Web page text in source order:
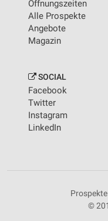
Öffnungszeiten
Alle Prospekte
Angebote
Magazin
SOCIAL
Facebook
Twitter
Instagram
LinkedIn
©